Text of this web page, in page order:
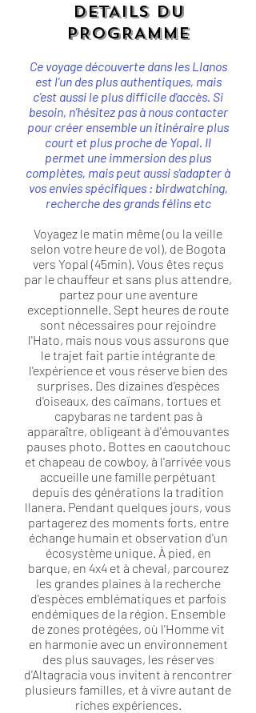
DETAILS DU
PROGRAMME
Ce voyage découverte dans les Llanos
est l'un des plus authentiques, mais
c'est aussi le plus difficile d'accès. Si
besoin, n'hésitez pas à nous contacter
pour créer ensemble un itinéraire plus
court et plus proche de Yopal. Il
permet une immersion des plus
complètes, mais peut aussi s'adapter à
vos envies spécifiques : birdwatching,
recherche des grands félins etc
Voyagez le matin même (ou la veille
selon votre heure de vol), de Bogota
vers Yopal (45min). Vous êtes reçus
par le chauffeur et sans plus attendre,
partez pour une aventure
exceptionnelle. Sept heures de route
sont nécessaires pour rejoindre
l'Hato, mais nous vous assurons que
le trajet fait partie intégrante de
l'expérience et vous réserve bien des
surprises. Des dizaines d'espèces
d'oiseaux, des caïmans, tortues et
capybaras ne tardent pas à
apparaître, obligeant à d'émouvantes
pauses photo. Bottes en caoutchouc
et chapeau de cowboy, à l'arrivée vous
accueille une famille perpétuant
depuis des générations la tradition
llanera. Pendant quelques jours, vous
partagerez des moments forts, entre
échange humain et observation d'un
écosystème unique. À pied, en
barque, en 4x4 et à cheval, parcourez
les grandes plaines à la recherche
d'espèces emblématiques et parfois
endémiques de la région. Ensemble
de zones protégées, où l'Homme vit
en harmonie avec un environnement
des plus sauvages, les réserves
d'Altagracia vous invitent à rencontrer
plusieurs familles, et à vivre autant de
riches expériences.